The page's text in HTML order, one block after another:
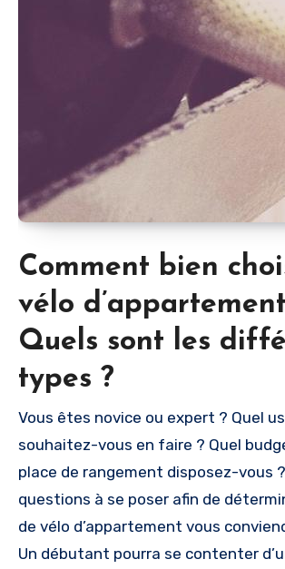
Comment bien
vélo
Quels sont les
types ?
Vous êtes novice ou expert ? Quel
souhaitez-vous en faire ? Quel
place de rangement disposez-vous
questions à se poser afin de
de vélo d’appartement vous
Un débutant pourra se contenter